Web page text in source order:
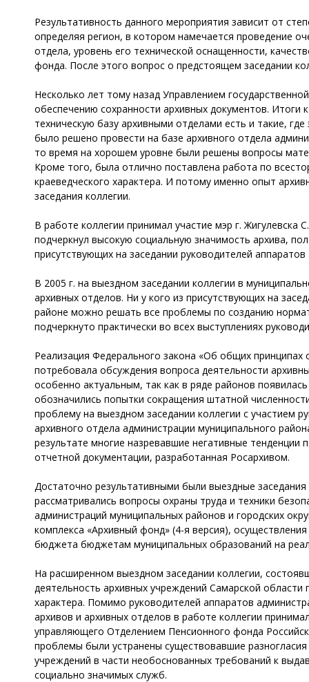
Результативность данного мероприятия зависит от
определяя регион, в котором намечается проведение
отдела, уровень его технической оснащенности,
фонда. После этого вопрос о предстоящем заседании
Несколько лет тому назад Управлением
обеспечению сохранности архивных документов.
техническую базу архивными отделами есть и такие,
было решено провести на базе архивного отдела
то время на хорошем уровне были решены вопросы
Кроме того, была отлично поставлена работа по
краеведческого характера. И потому именно опыт
заседания коллегии.
В работе коллегии принимал участие мэр г.
подчеркнул высокую социальную значимость архива,
присутствующих на заседании руководителей
В 2005 г. на выездном заседании коллегии в
архивных отделов. Ни у кого из присутствующих на
районе можно решать все проблемы по созданию
подчеркнуто практически во всех выступлениях
Реализация Федерального закона «Об общих
потребовала обсуждения вопроса деятельности
особенно актуальным, так как в ряде районов
обозначились попытки сокращения штатной
проблему на выездном заседании коллегии с участием
архивного отдела администрации муниципального
результате многие назревавшие негативные
отчетной документации, разработанная Росархивом.
Достаточно результативными были выездные заседания
рассматривались вопросы охраны труда и техники
администраций муниципальных районов и городских
комплекса «Архивный фонд» (4-я версия),
бюджета бюджетам муниципальных образований на
На расширенном выездном заседании коллегии,
деятельность архивных учреждений Самарской
характера. Помимо руководителей аппаратов
архивов и архивных отделов в работе коллегии
управляющего Отделением Пенсионного фонда
проблемы были устранены существовавшие
учреждений в части необоснованных требований к
социально значимых служб.